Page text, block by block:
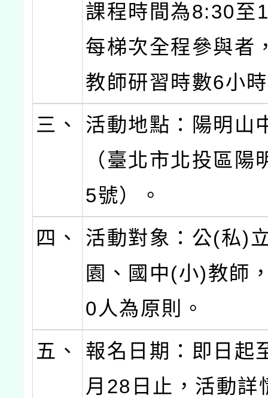
課程時間為8:30至
每梯次全程參與者
教師研習時數6小
三、
活動地點：陽明山
（臺北市北投區陽
5號）。
四、
活動對象：公(私)
園、國中(小)教師
0人為原則。
五、
報名日期：即日起
月28日止，活動詳